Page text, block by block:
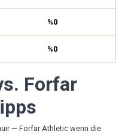
%0
%0
Forfar
— Forfar Athletic wenn die